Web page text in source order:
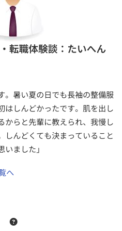
転職体験談：たいへん
。暑い夏の日でも長袖の整備服
はしんどかったです。肌を出し
からと先輩に教えられ、我慢し
しんどくても決まっていること
ました」
へ